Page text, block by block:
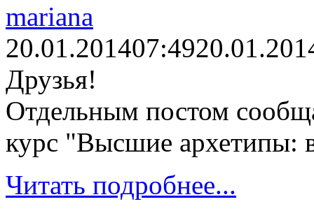
mariana
20.01.201407:49
Друзья!
Отдельным постом
курс "Высшие архетипы:
Читать подробнее...